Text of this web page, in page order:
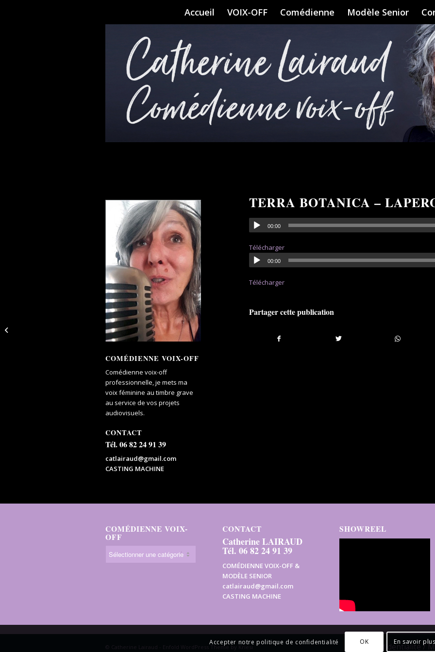
Accueil VOIX-OFF Comédienne Modèle Senior
TERRA BOTANICA –
00:00
Télécharger
00:00
Télécharger
Partager cette publication
COMÉDIENNE VOIX-OFF
Comédienne voix-off
professionnelle, je mets ma
voix féminine au timbre grave
au service de vos projets
audiovisuels.
CONTACT
Tél. 06 82 24 91 39
catlairaud@gmail.com
CASTING MACHINE
COMÉDIENNE VOIX-
OFF
CONTACT
Catherine LAIRAUD
Tél. 06 82 24 91 39
COMÉDIENNE VOIX-OFF &
MODÈLE SENIOR
catlairaud@gmail.com
CASTING MACHINE
SHOWREEL
© Catherine Lairaud - Enfold WordPress Theme by Kriesi Confidentialité /
Accepter notre politique de confidentialité OK En savoir plus